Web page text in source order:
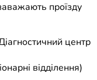
проїзду
центр
відділення)